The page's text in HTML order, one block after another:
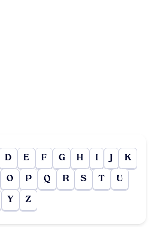
D E F G H I J K
O P Q R S T U
Y Z